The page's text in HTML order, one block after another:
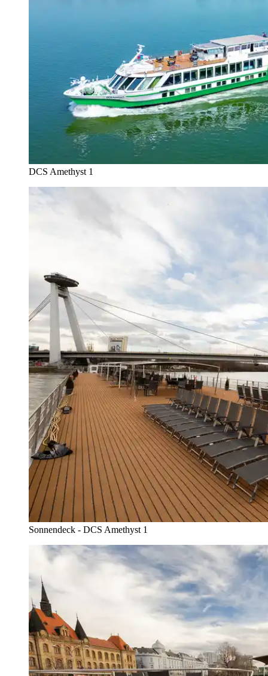
DCS Amethyst 1
Sonnendeck - DCS Amethyst 1